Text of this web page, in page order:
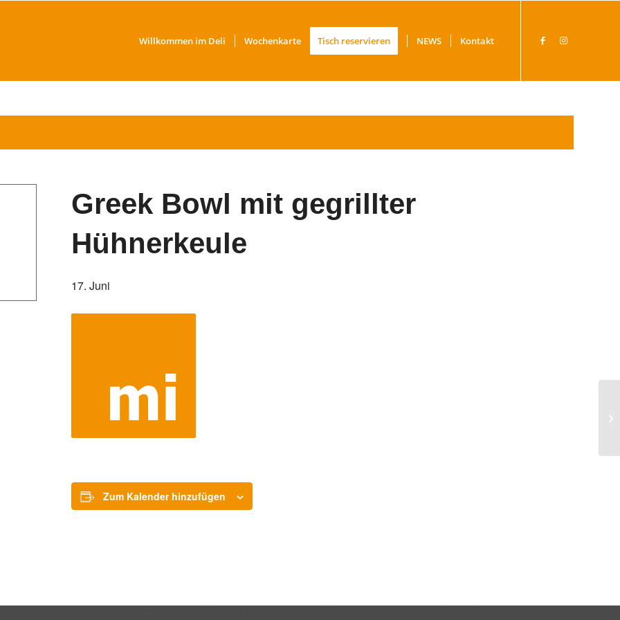
Willkommen im Deli Wochenkarte Tisch reservieren NEWS Kontakt
Greek Bowl mit gegrillter
Hühnerkeule
17. Juni
Zum Kalender hinzufügen